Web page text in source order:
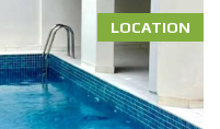
LOCATION